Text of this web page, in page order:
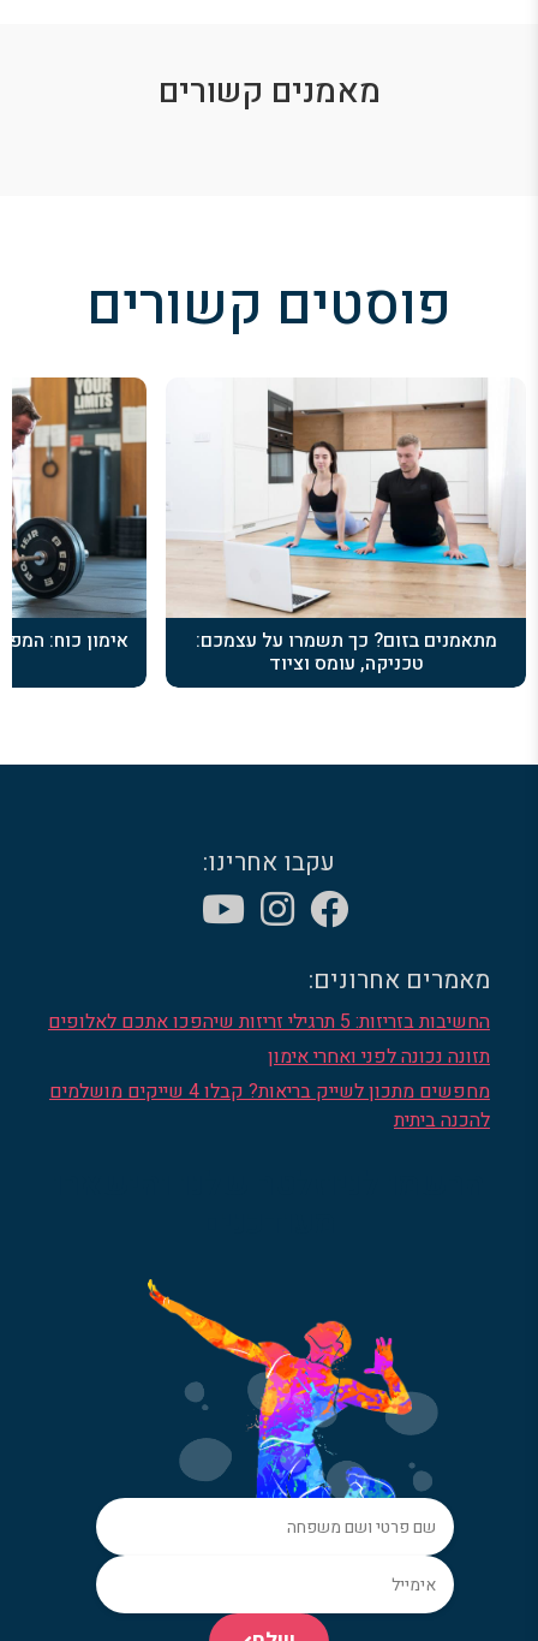
מאמנים קשורים
פוסטים קשורים
מתאמנים בזום? כך תשמרו על עצמכם:
טכניקה, עומס וציוד
אימון כוח:
עקבו אחרינו:
מאמרים אחרונים:
החשיבות בזריזות: 5 תרגילי זריזות שיהפכו אתכם לאלופים
תזונה נכונה לפני ואחרי אימון
מחפשים מתכון לשייק בריאות? קבלו 4 שייקים מושלמים
להכנה ביתית